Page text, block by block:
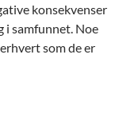
konsekvenser
i samfunnet. Noe
som de er